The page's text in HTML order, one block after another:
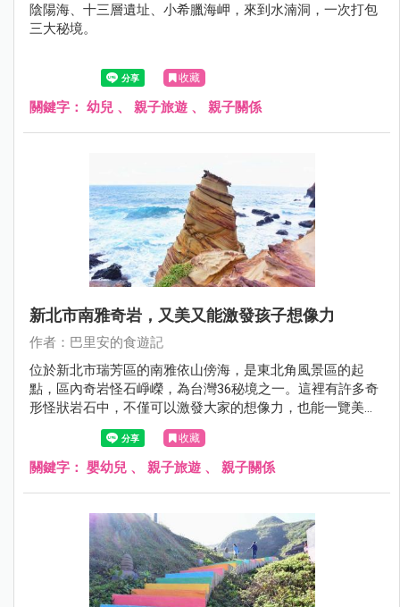
陰陽海、十三層遺址、小希臘海岬，來到水湳洞，一次打包
三大秘境。
收藏
關鍵字： 幼兒 、 親子旅遊 、 親子關係
新北市南雅奇岩，又美又能激發孩子想像力
作者：巴里安的食遊記
位於新北市瑞芳區的南雅依山傍海，是東北角風景區的起
點，區內奇岩怪石崢嶸，為台灣36秘境之一。這裡有許多奇
形怪狀岩石中，不僅可以激發大家的想像力，也能一覽美麗
收藏
關鍵字： 嬰幼兒 、 親子旅遊 、 親子關係